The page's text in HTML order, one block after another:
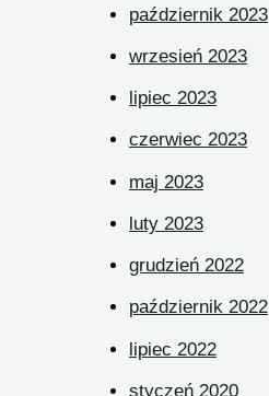
październik 2023
wrzesień 2023
lipiec 2023
czerwiec 2023
maj 2023
luty 2023
grudzień 2022
październik 2022
lipiec 2022
styczeń 2020